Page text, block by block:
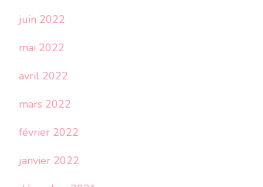
juin 2022
mai 2022
avril 2022
mars 2022
février 2022
janvier 2022